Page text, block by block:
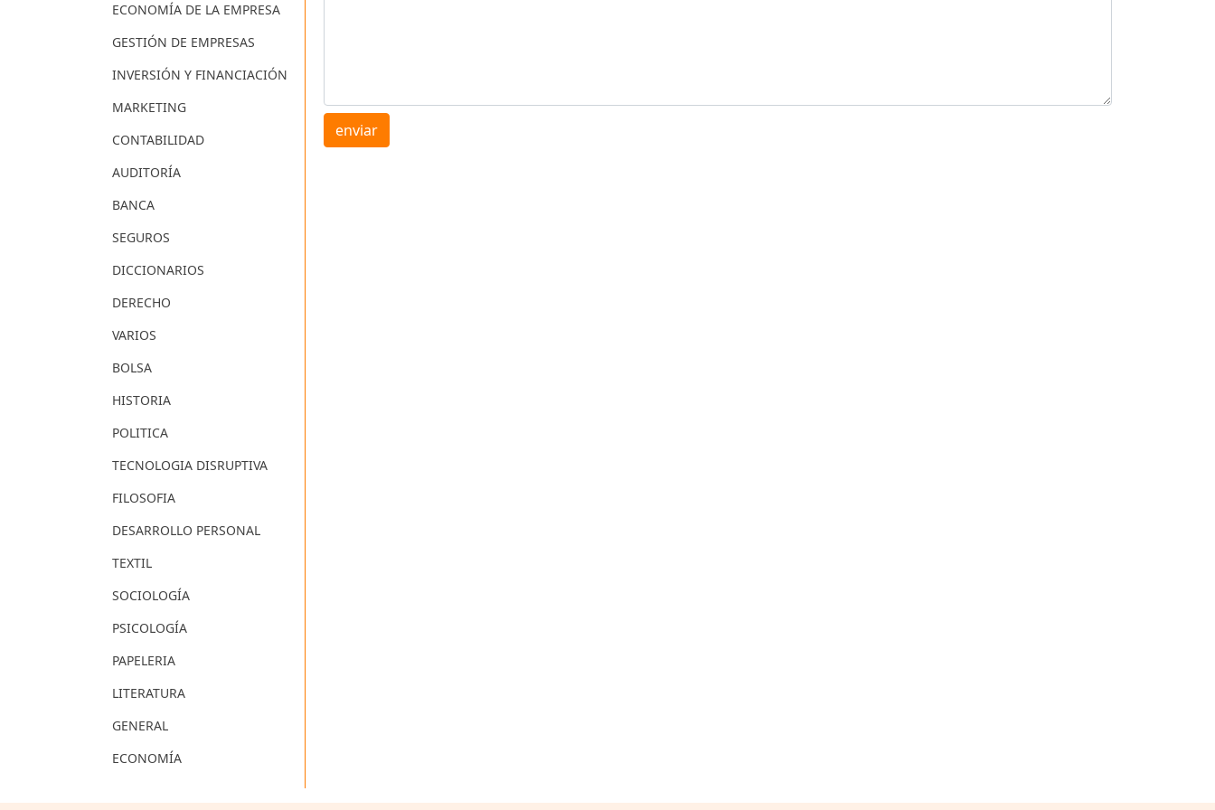
ECONOMÍA DE LA EMPRESA
GESTIÓN DE EMPRESAS
INVERSIÓN Y FINANCIACIÓN
MARKETING
CONTABILIDAD
AUDITORÍA
BANCA
SEGUROS
DICCIONARIOS
DERECHO
VARIOS
BOLSA
HISTORIA
POLITICA
TECNOLOGIA DISRUPTIVA
FILOSOFIA
DESARROLLO PERSONAL
TEXTIL
SOCIOLOGÍA
PSICOLOGÍA
PAPELERIA
LITERATURA
GENERAL
ECONOMÍA
enviar